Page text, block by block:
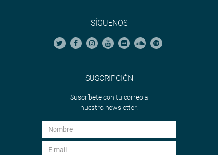
SÍGUENOS
SUSCRIPCIÓN
Suscríbete con tu correo a
nuestro newsletter.